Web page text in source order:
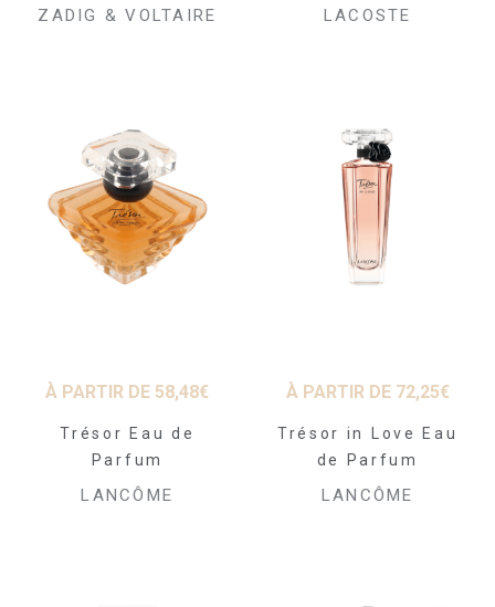
ZADIG & VOLTAIRE LACOSTE
À PARTIR DE 58,48€
Trésor Eau de
Parfum
LANCÔME
À PARTIR DE 72,25€
Trésor in Love Eau
de Parfum
LANCÔME